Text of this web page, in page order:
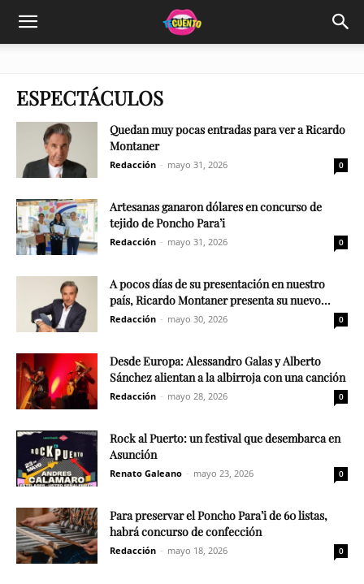
ESPECTÁCULOS
Quedan muy pocas entradas para ver a Ricardo
Montaner
Redacción - mayo 31, 2026 0
Artesanas ganaron dólares en concurso de
tejido de Poncho Para’i
Redacción - mayo 31, 2026 0
A pocos días de su presentación en nuestro
país, Ricardo Montaner presenta su nuevo...
Redacción - mayo 30, 2026 0
Desde Europa: Alessandro Galas y Alberto
Sánchez alientan a la albirroja con una canción
Redacción - mayo 28, 2026 0
Rock al Puerto: un festival que desembarca en
Asunción
Renato Galeano - mayo 23, 2026 0
Para preservar el Poncho Para’i de 60 listas,
habrá concurso de confección
Redacción - mayo 18, 2026 0